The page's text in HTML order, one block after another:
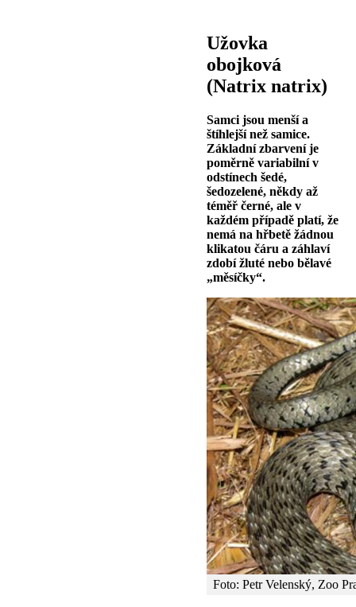
Užovka
obojková
(Natrix natrix)
Samci jsou menší a
štíhlejší než samice.
Základní zbarvení je
poměrně variabilní v
odstínech šedé,
šedozelené, někdy až
téměř černé, ale v
každém případě platí, že
nemá na hřbetě žádnou
klikatou čáru a záhlaví
zdobí žluté nebo bělavé
„měsíčky“.
Foto: Petr Velenský, Zoo